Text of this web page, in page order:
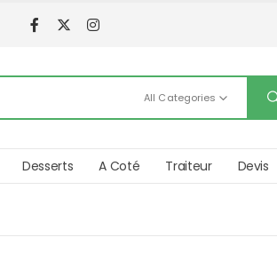
All Categories
Desserts A Coté Traiteur Devis